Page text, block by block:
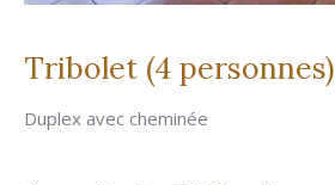
Tribolet (4 personnes)
Duplex avec cheminée